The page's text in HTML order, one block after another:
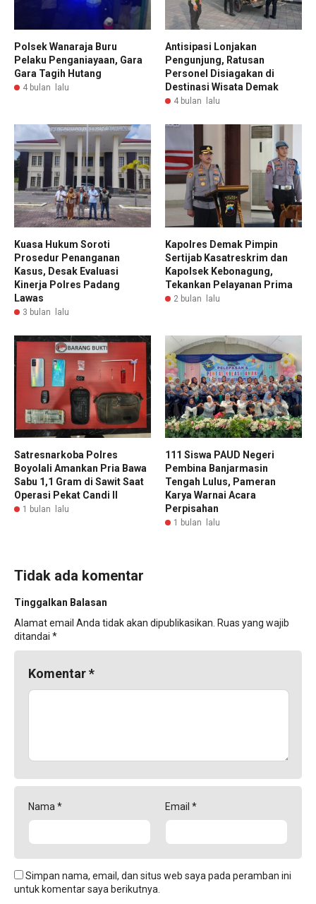
Polsek Wanaraja Buru
Pelaku Penganiayaan, Gara
Gara Tagih Hutang
4 bulan lalu
Antisipasi Lonjakan
Pengunjung, Ratusan
Personel Disiagakan di
Destinasi Wisata Demak
4 bulan lalu
Kuasa Hukum Soroti
Prosedur Penanganan
Kasus, Desak Evaluasi
Kinerja Polres Padang
Lawas
3 bulan lalu
Kapolres Demak Pimpin
Sertijab Kasatreskrim dan
Kapolsek Kebonagung,
Tekankan Pelayanan Prima
2 bulan lalu
Satresnarkoba Polres
Boyolali Amankan Pria Bawa
Sabu 1,1 Gram di Sawit Saat
Operasi Pekat Candi II
1 bulan lalu
111 Siswa PAUD Negeri
Pembina Banjarmasin
Tengah Lulus, Pameran
Karya Warnai Acara
Perpisahan
1 bulan lalu
Tidak ada komentar
Tinggalkan Balasan
Alamat email Anda tidak akan dipublikasikan. Ruas yang wajib
ditandai *
Komentar*
Nama* Email *
Simpan nama, email, dan situs web saya pada peramban ini
untuk komentar saya berikutnya.